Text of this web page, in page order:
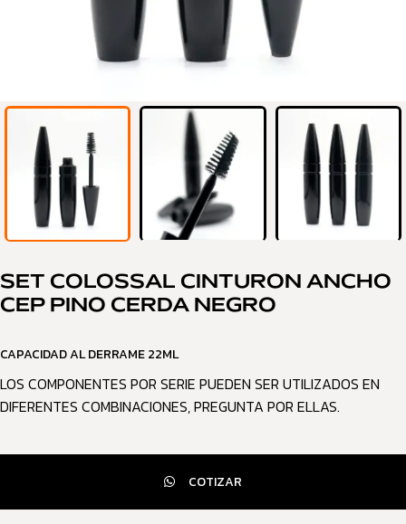
SET COLOSSAL CINTURON ANCHO
CEP PINO CERDA NEGRO
CAPACIDAD AL DERRAME 22ML
LOS COMPONENTES POR SERIE PUEDEN SER UTILIZADOS EN
DIFERENTES COMBINACIONES, PREGUNTA POR ELLAS.
COTIZAR